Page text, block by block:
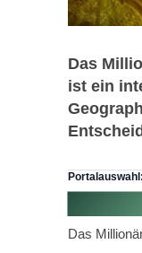
Das
ist ein
Portalauswahl:
Das